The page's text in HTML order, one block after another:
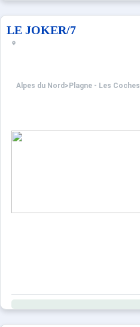
LE JOKER/7
Alpes du Nord > Plagne - Les Coches